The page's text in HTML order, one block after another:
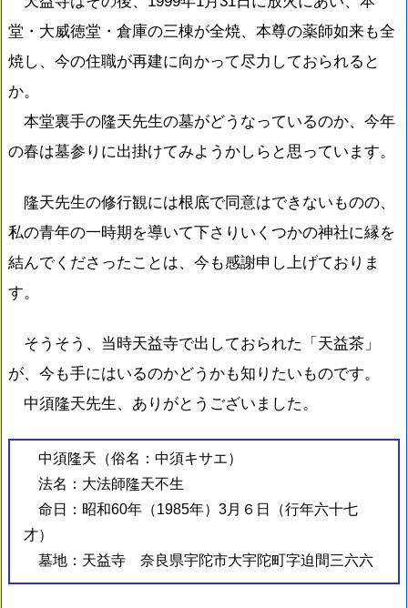
堂・大威徳堂・倉庫の三棟が全焼、本尊の薬師如来も全
焼し、今の住職が再建に向かって尽力しておられると
か。
本堂裏手の隆天先生の墓がどうなっているのか、今年
の春は墓参りに出掛けてみようかしらと思っています。
隆天先生の修行観には根底で同意はできないものの、
私の青年の一時期を導いて下さりいくつかの神社に縁を
結んでくださったことは、今も感謝申し上げておりま
す。
そうそう、当時天益寺で出しておられた「天益茶」
が、今も手にはいるのかどうかも知りたいものです。
中須隆天先生、ありがとうございました。
中須隆天（俗名：中須キサエ）
法名：大法師隆天不生
命日：昭和60年（1985年）3月６日（行年六十七
才）
墓地：天益寺 奈良県宇陀市大宇陀町字迫間三六六